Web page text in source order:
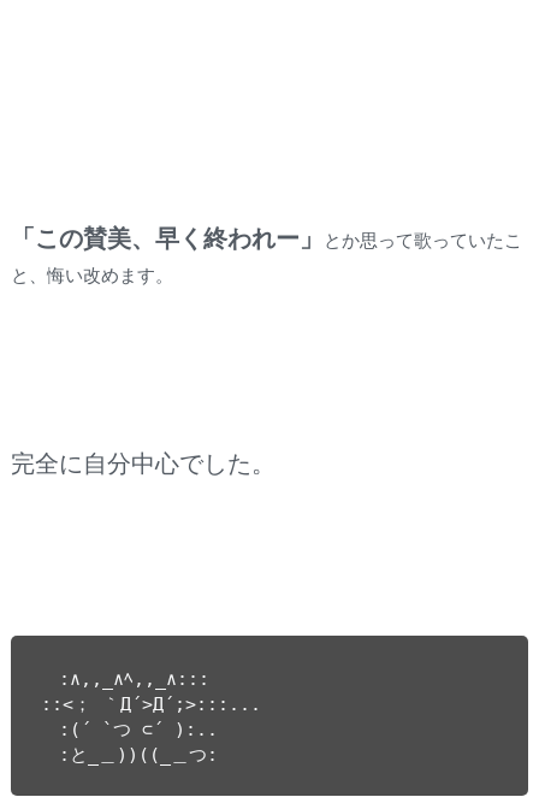
「この賛美、早く終われー」
とか思って歌っていたこ
と、悔い改めます。
完全に自分中心でした。
:∧,,_∧ﾍ,,_∧:::
::<； ｀Д´>Д´;>:::...
:(´ `つ ⊂´ ):..
:と_＿))((_＿つ: